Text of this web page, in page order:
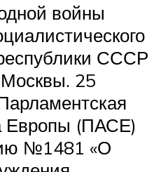
войны
СССР
25
Европы (ПАСЕ)
№1481 «О